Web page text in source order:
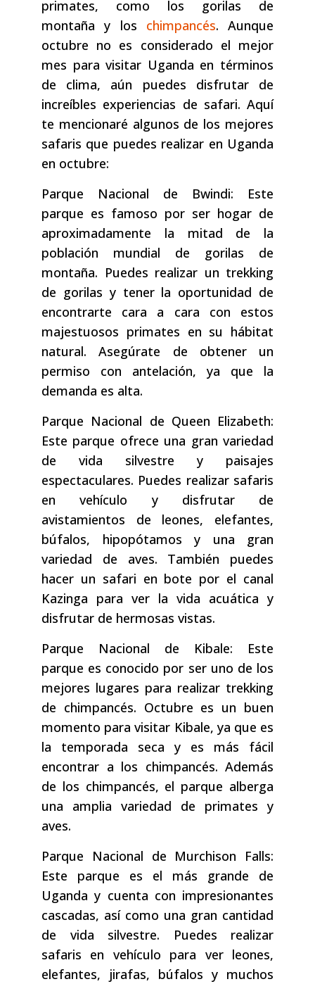
primates, como los gorilas de
montaña y los chimpancés. Aunque
octubre no es considerado el mejor
mes para visitar Uganda en términos
de clima, aún puedes disfrutar de
increíbles experiencias de safari. Aquí
te mencionaré algunos de los mejores
safaris que puedes realizar en Uganda
en octubre:
Parque Nacional de Bwindi: Este
parque es famoso por ser hogar de
aproximadamente la mitad de la
población mundial de gorilas de
montaña. Puedes realizar un trekking
de gorilas y tener la oportunidad de
encontrarte cara a cara con estos
majestuosos primates en su hábitat
natural. Asegúrate de obtener un
permiso con antelación, ya que la
demanda es alta.
Parque Nacional de Queen Elizabeth:
Este parque ofrece una gran variedad
de vida silvestre y paisajes
espectaculares. Puedes realizar safaris
en vehículo y disfrutar de
avistamientos de leones, elefantes,
búfalos, hipopótamos y una gran
variedad de aves. También puedes
hacer un safari en bote por el canal
Kazinga para ver la vida acuática y
disfrutar de hermosas vistas.
Parque Nacional de Kibale: Este
parque es conocido por ser uno de los
mejores lugares para realizar trekking
de chimpancés. Octubre es un buen
momento para visitar Kibale, ya que es
la temporada seca y es más fácil
encontrar a los chimpancés. Además
de los chimpancés, el parque alberga
una amplia variedad de primates y
aves.
Parque Nacional de Murchison Falls:
Este parque es el más grande de
Uganda y cuenta con impresionantes
cascadas, así como una gran cantidad
de vida silvestre. Puedes realizar
safaris en vehículo para ver leones,
elefantes, jirafas, búfalos y muchos